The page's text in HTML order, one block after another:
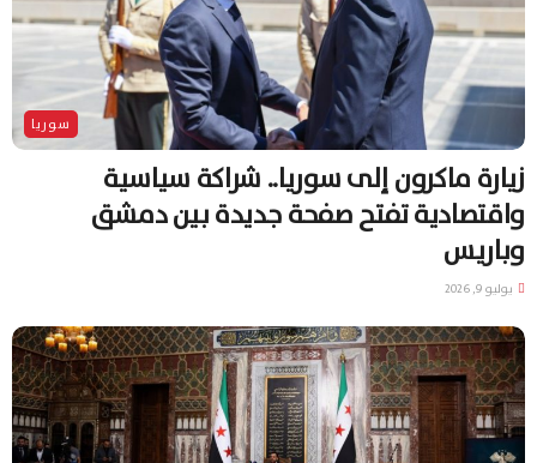
سوريا
زيارة ماكرون إلى سوريا.. شراكة سياسية
واقتصادية تفتح صفحة جديدة بين دمشق
وباريس
يوليو 9, 2026